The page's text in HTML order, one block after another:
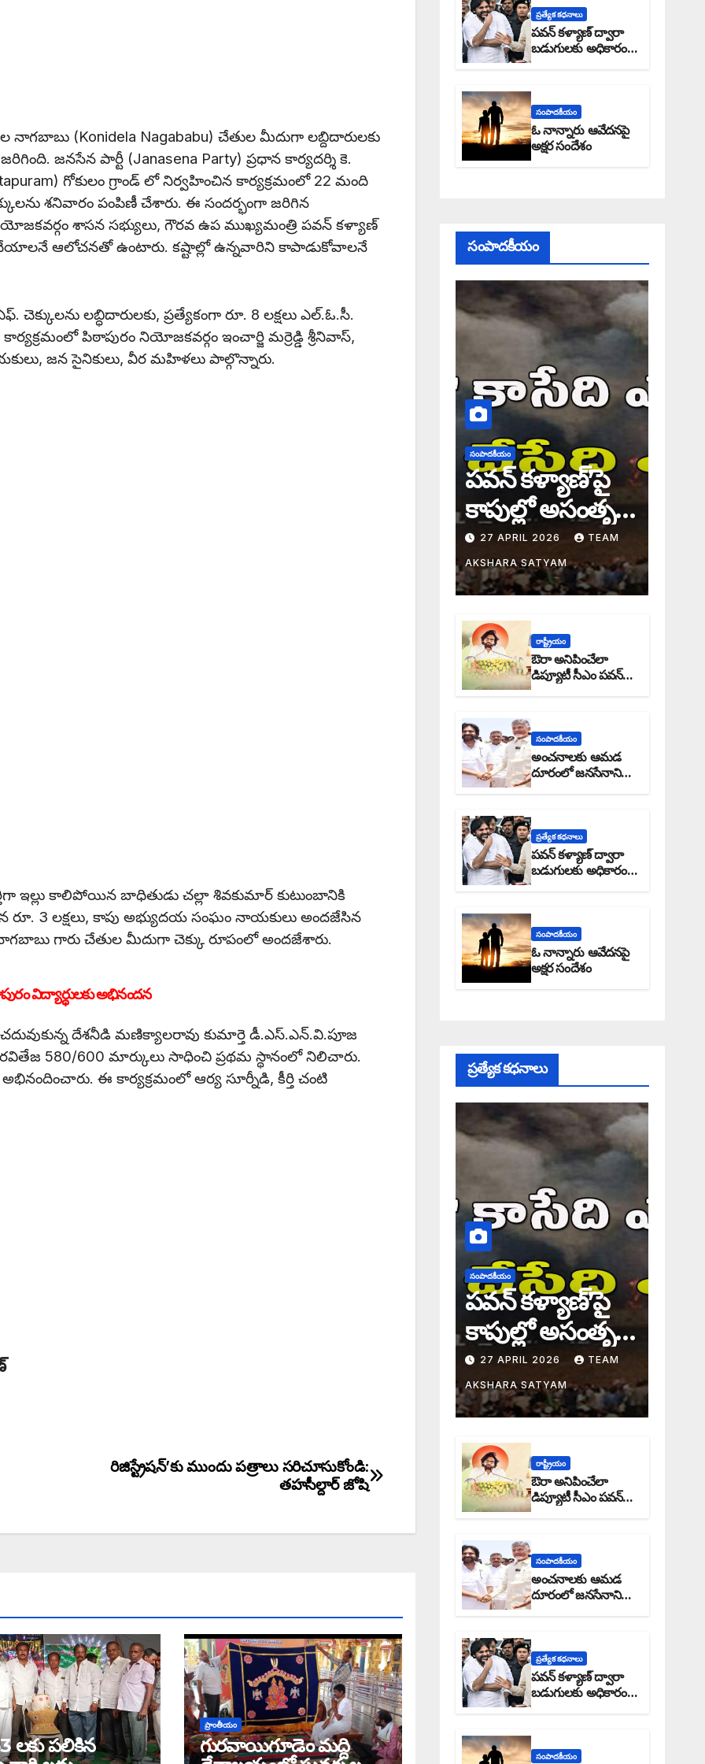
నాగబాబు (Konidela Nagababu) చేతుల మీదుగా లబ్దిదారులకు
జనసేన పార్టీ (Janasena Party) ప్రధాన కార్యదర్శి కె.
గోకులం గ్రాండ్ లో నిర్వహించిన కార్యక్రమంలో 22 మంది
శనివారం పంపిణీ చేశారు. ఈ సందర్భంగా జరిగిన
శాసన సభ్యులు, గౌరవ ఉప ముఖ్యమంత్రి పవన్ కళ్యాణ్
చేయాలనే ఆలోచనతో ఉంటారు. కష్టాల్లో ఉన్నవారిని కాపాడుకోవాలనే
లబ్ధిదారులకు, ప్రత్యేకంగా రూ. 8 లక్షలు ఎల్.ఓ.సీ.
పిఠాపురం నియోజకవర్గం ఇంచార్జి మర్రెడ్డి శ్రీనివాస్,
జన సైనికులు, వీర మహిళలు పాల్గొన్నారు.
ఇల్లు కాలిపోయిన బాధితుడు చల్లా శివకుమార్ కుటుంబానికి
రూ. 3 లక్షలు, కాపు అభ్యుదయ సంఘం నాయకులు అందజేసిన
గారు చేతుల మీదుగా చెక్కు రూపంలో అందజేశారు.
విద్యార్థులకు అభినందన
దేశనీడి మణిక్యాలరావు కుమార్తె డీ.ఎస్.ఎన్.వి.పూజ
580/600 మార్కులు సాధించి ప్రథమ స్థానంలో నిలిచారు.
ఈ కార్యక్రమంలో ఆర్య సూర్నీడి, కీర్తి చంటి
రిజిస్ట్రేషన్’కు ముందు పత్రాలు సరిచూసుకోండి:
తహసీల్దార్ జోషి
లకు పలికిన
ప్రాంతీయం
గురవాయిగూడెం మద్ది
ప్రత్యేక కధనాలు
పవన్ కళ్యాణ్ ద్వారా
బడుగులకు అధికారం
ఎండమావేనా: అక్షర
సంపాదకీయం
ఓ నాన్నారు ఆవేదనపై
అక్షర సందేశం
సంపాదకీయం
సంపాదకీయం
పవన్ కళ్యాణ్’పై
కాపుల్లో అసంతృప్తి
నిజమేనా: అక్షర
సందేశం
27 APRIL 2026 TEAM
AKSHARA SATYAM
రాష్ట్రీయం
ఔరా అనిపించేలా
డిప్యూటీ సీఎం పవన్
కళ్యాణ్ ప్రోగ్రెస్ రిపోర్టు
సంపాదకీయం
అంచనాలకు ఆమడ
దూరంలో జనసేనాని?:
అక్షర సందేశం
ప్రత్యేక కధనాలు
పవన్ కళ్యాణ్ ద్వారా
బడుగులకు అధికారం
ఎండమావేనా: అక్షర
సంపాదకీయం
ఓ నాన్నారు ఆవేదనపై
అక్షర సందేశం
ప్రత్యేక కధనాలు
సంపాదకీయం
పవన్ కళ్యాణ్’పై
కాపుల్లో అసంతృప్తి
నిజమేనా: అక్షర
సందేశం
27 APRIL 2026 TEAM
AKSHARA SATYAM
రాష్ట్రీయం
ఔరా అనిపించేలా
డిప్యూటీ సీఎం పవన్
కళ్యాణ్ ప్రోగ్రెస్ రిపోర్టు
సంపాదకీయం
అంచనాలకు ఆమడ
దూరంలో జనసేనాని?:
అక్షర సందేశం
ప్రత్యేక కధనాలు
పవన్ కళ్యాణ్ ద్వారా
బడుగులకు అధికారం
ఎండమావేనా: అక్షర
సంపాదకీయం